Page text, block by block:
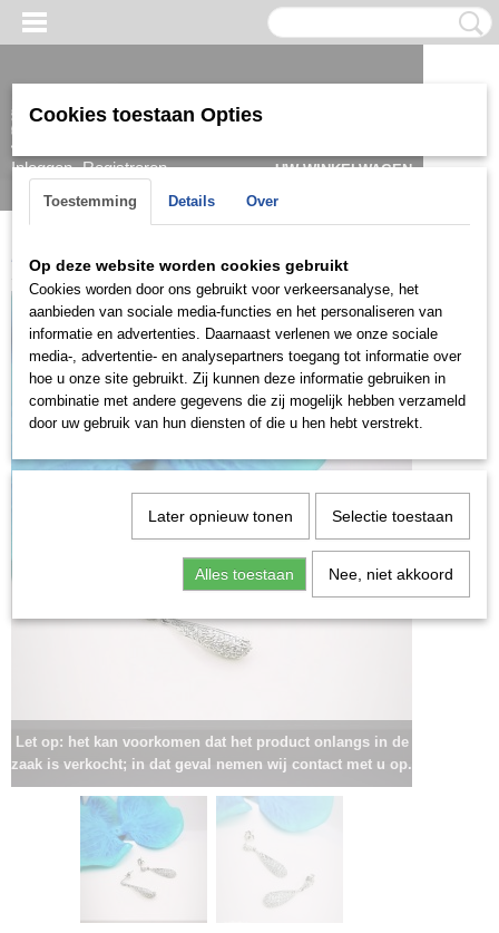
Inloggen Registreren
UW WINKELWAGEN
Home > Oorbel> Zilver >OZD0812
Let op: het kan voorkomen dat het product onlangs in de
zaak is verkocht; in dat geval nemen wij contact met u op.
Cookies toestaan Opties
Toestemming Details Over
Op deze website worden cookies gebruikt
Cookies worden door ons gebruikt voor verkeersanalyse, het
aanbieden van sociale media-functies en het personaliseren van
informatie en advertenties. Daarnaast verlenen we onze sociale
media-, advertentie- en analysepartners toegang tot informatie over
hoe u onze site gebruikt. Zij kunnen deze informatie gebruiken in
combinatie met andere gegevens die zij mogelijk hebben verzameld
door uw gebruik van hun diensten of die u hen hebt verstrekt.
Later opnieuw tonen Selectie toestaan
Alles toestaan Nee, niet akkoord